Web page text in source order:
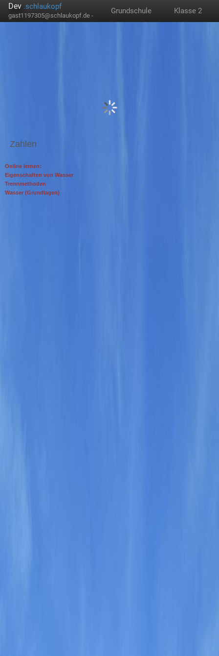
Dev .schlaukopf
gast1197305@schlaukopf.de -
Grundschule Klasse 2
Zahlen
Online lernen:
Eigenschaften von Wasser
Trennmethoden
Wasser (Grundlagen)